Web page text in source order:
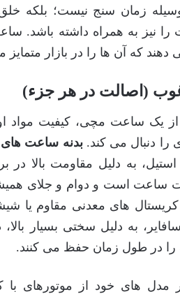
زمان سنج نیست؛ بلکه
نیز به همراه داشته باشد.
که آن ها را در بازار متمایز
(اصالت در هر جزء)
یک ساعت مچی، کیفیت مواد
را دنبال می کند.بدنه ساعت های
به دلیل مقاومت بالا در
ساعت است و دوام و جلای
های معدنی مقاوم یا
به دلیل سختی بسیار بالا،
در طول زمان حفظ می کنند.
های خود از موتورهای با